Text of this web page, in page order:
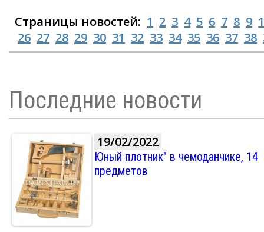
Страницы новостей: 1 2 3 4 5 6 7 8 9
26 27 28 29 30 31 32 33 34 35 36 37 38
Последние новости
19/02/2022
Юный плотник" в чемоданчике, 14
предметов